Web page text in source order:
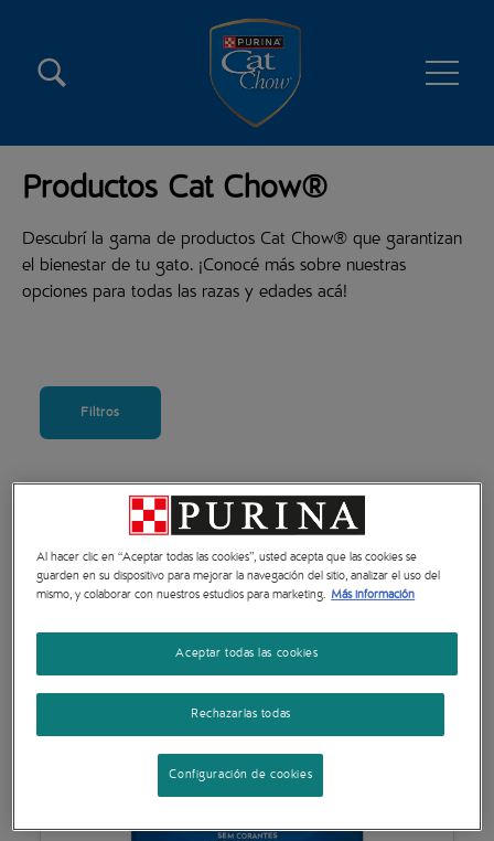
Menú secundario Cat Chow
Menú principal Cat Chow
Productos Cat Chow®
Descubrí la gama de productos Cat Chow® que garantizan
el bienestar de tu gato. ¡Conocé más sobre nuestras
opciones para todas las razas y edades acá!
Filtros
Al hacer clic en “Aceptar todas las cookies”, usted acepta que las cookies se
guarden en su dispositivo para mejorar la navegación del sitio, analizar el uso del
mismo, y colaborar con nuestros estudios para marketing. Más información
Rechazarlas todas
Aceptar todas las cookies
Configuración de cookies